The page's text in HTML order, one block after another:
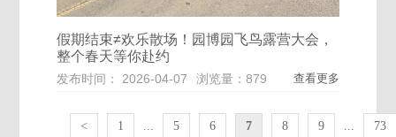
假期结束≠欢乐散场！园博园飞鸟露营大会，
整个春天等你赴约
发布时间： 2026-04-07 浏览量：879 查看更多
< 1 ... 5 6 7 8 9 ... 73